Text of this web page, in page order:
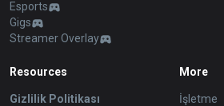
Esports
Gigs
Streamer Overlay
Resources
Gizlilik Politikası
More
İşletme